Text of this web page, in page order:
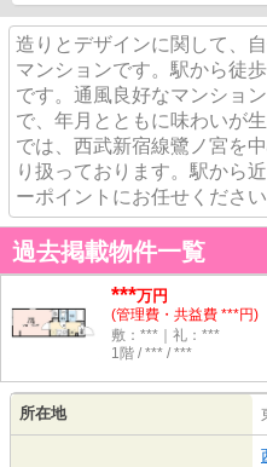
造りとデザインに関して、
マンションです。駅から徒
です。通風良好なマンショ
で、年月とともに味わいが
では、西武新宿線鷺ノ宮を
り扱っております。駅から
ーポイントにお任せください
過去掲載物件一覧
***万円
(管理費・共益費 ***円)
敷：***｜礼：***
1階 / *** / ***
所在地